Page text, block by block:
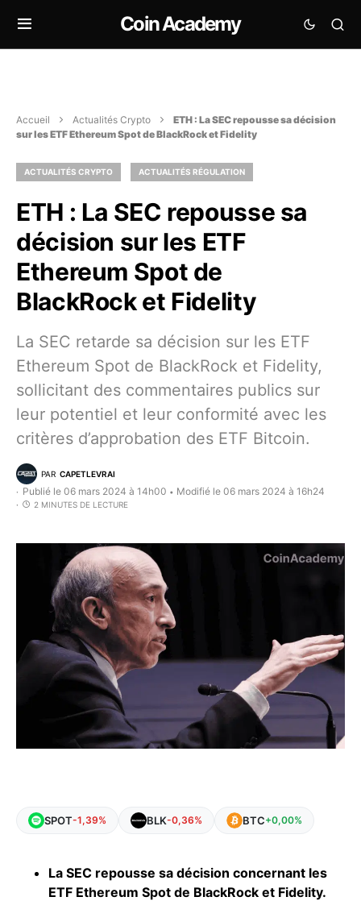
Coin Academy
Accueil Actualités Crypto
ETH : La SEC repousse sa décision
sur les ETF Ethereum Spot de BlackRock et Fidelity
ACTUALITÉS CRYPTO ACTUALITÉS RÉGULATION
ETH : La SEC repousse sa
décision sur les ETF
Ethereum Spot de
BlackRock et Fidelity
La SEC retarde sa décision sur les ETF
Ethereum Spot de BlackRock et Fidelity,
sollicitant des commentaires publics sur
leur potentiel et leur conformité avec les
critères d’approbation des ETF Bitcoin.
PAR CAPETLEVRAI
Publié le 06 mars 2024 à 14h00 • Modifié le 06 mars 2024 à 16h24
2 MINUTES DE LECTURE
SPOT-1,39% BLK-0,36% BTC+0,00%
La SEC repousse sa décision concernant les
ETF Ethereum Spot de BlackRock et Fidelity.